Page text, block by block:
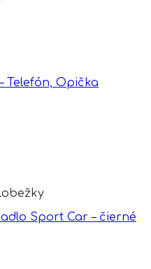
Telefón, Opička
Sport Car – čierné